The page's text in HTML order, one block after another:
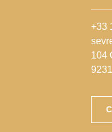
+33
104